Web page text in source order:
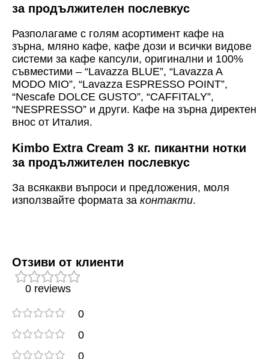
за продължителен послевкус
Разполагаме с голям асортимент кафе на
зърна, мляно кафе, кафе дози и всички видове
системи за кафе капсули, оригинални и 100%
съвместими – “Lavazza BLUE”, “Lavazza A
MODO MIO”, “Lavazza ESPRESSO POINT”,
“Nescafe DOLCE GUSTO”, “CAFFITALY”,
“NESPRESSO” и други. Кафе на зърна директен
внос от Италия.
Kimbo Extra Cream 3 кг. пикантни нотки
за продължителен послевкус
За всякакви въпроси и предложения, моля
използвайте формата за контакти.
Отзиви от клиенти
0 reviews
0
0
0